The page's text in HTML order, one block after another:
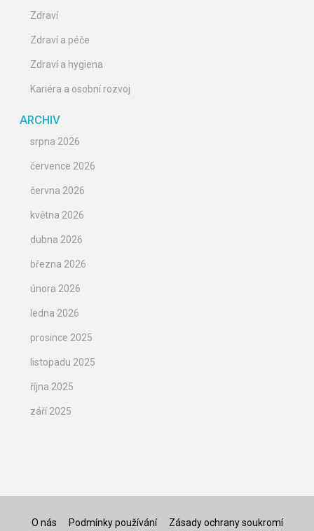
Zdraví
Zdraví a péče
Zdraví a hygiena
Kariéra a osobní rozvoj
ARCHIV
srpna 2026
července 2026
června 2026
května 2026
dubna 2026
března 2026
února 2026
ledna 2026
prosince 2025
listopadu 2025
října 2025
září 2025
O nás Podmínky používání
Zásady ochrany soukromí